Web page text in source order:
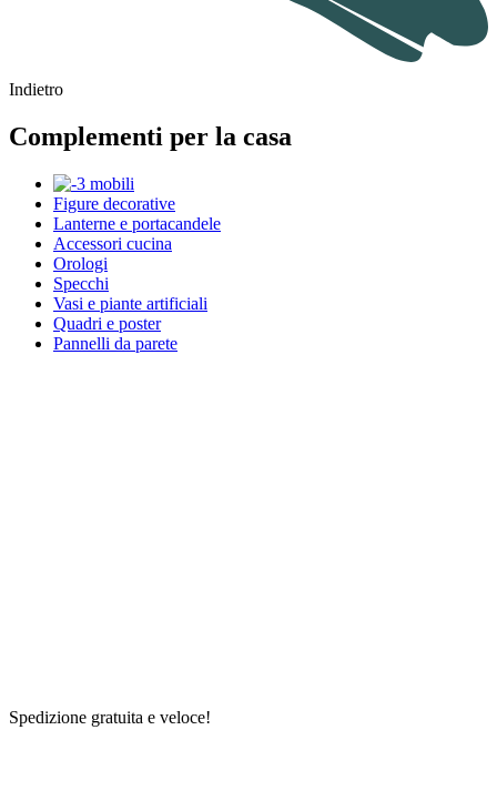
Indietro
Complementi per la casa
Figure decorative
Lanterne e portacandele
Accessori cucina
Orologi
Specchi
Vasi e piante artificiali
Quadri e poster
Pannelli da parete
Spedizione gratuita e veloce!